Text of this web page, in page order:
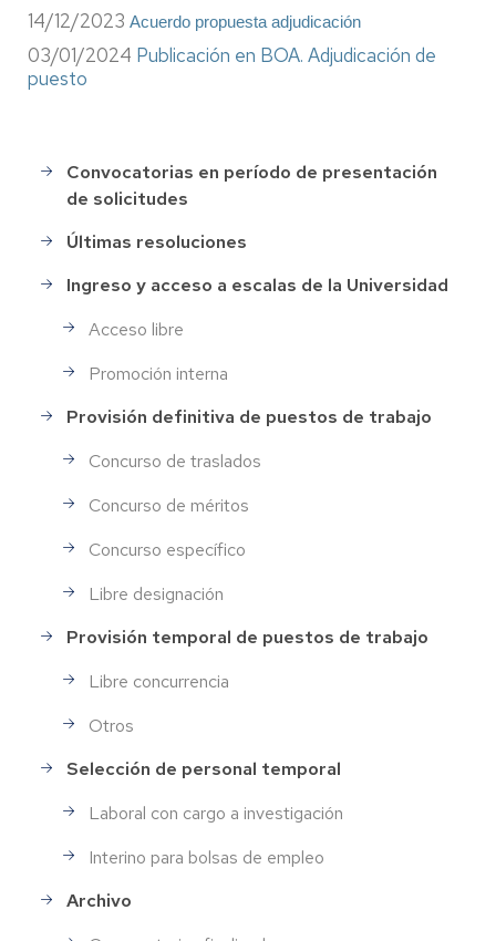
14/12/2023 Acuerdo propuesta adjudicación
03/01/2024 Publicación en BOA. Adjudicación de
puesto
Selección
de
Personal
Convocatorias en período de presentación
de solicitudes
Últimas resoluciones
Ingreso y acceso a escalas de la Universidad
Acceso libre
Promoción interna
Provisión definitiva de puestos de trabajo
Concurso de traslados
Concurso de méritos
Concurso específico
Libre designación
Provisión temporal de puestos de trabajo
Libre concurrencia
Otros
Selección de personal temporal
Laboral con cargo a investigación
Interino para bolsas de empleo
Archivo